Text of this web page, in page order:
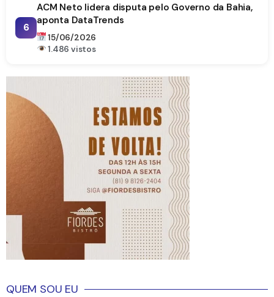
6
ACM Neto lidera disputa pelo Governo da Bahia,
aponta DataTrends
15/06/2026
1.486 vistos
QUEM SOU EU